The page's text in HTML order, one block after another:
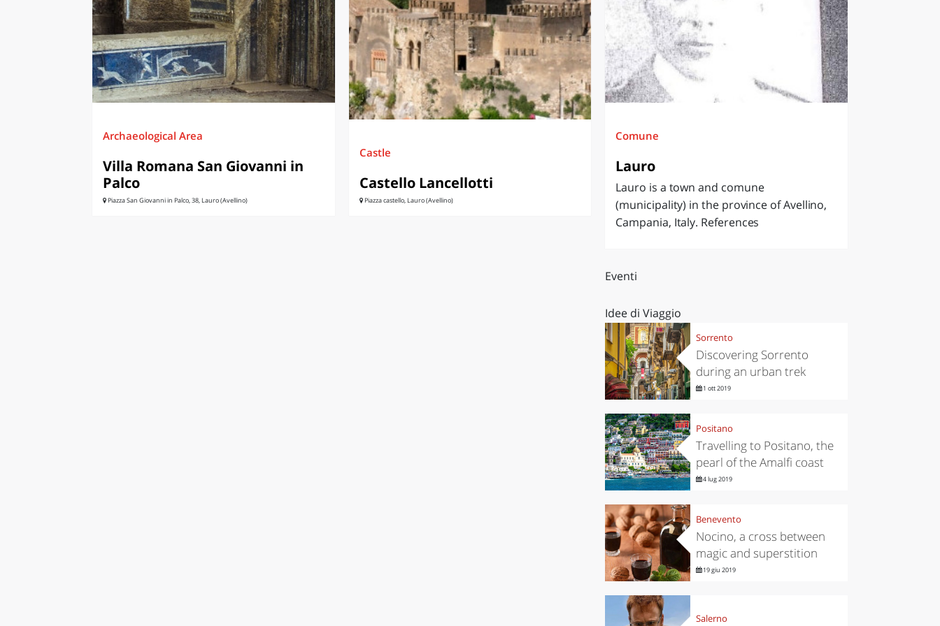
LAZIO SARDEGNA
Archaeological Area
Villa Romana San Giovanni in
Palco
Piazza San Giovanni in Palco, 38, Lauro (Avellino)
Castle
Castello Lancellotti
Piazza castello, Lauro (Avellino)
Comune
Lauro
Lauro is a town and comune
(municipality) in the province of Avellino,
Campania, Italy. References
Eventi
Idee di Viaggio
Sorrento
Discovering Sorrento
during an urban trek
1 ott 2019
Positano
Travelling to Positano, the
pearl of the Amalfi coast
4 lug 2019
Benevento
Nocino, a cross between
magic and superstition
19 giu 2019
Salerno